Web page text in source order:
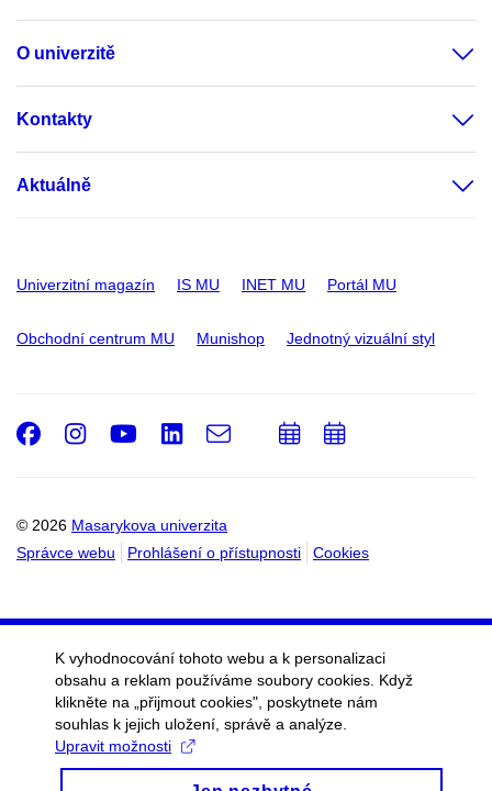
O univerzitě
Kontakty
Aktuálně
Univerzitní magazín IS MU INET MU Portál MU
Obchodní centrum MU Munishop Jednotný vizuální styl
© 2026 Masarykova univerzita
Správce webu
Prohlášení o přístupnosti Cookies
Facebook
Instagram
Youtube
LinkedIn
e-
PřidatPřidat
K vyhodnocování tohoto webu a k personalizaci
obsahu a reklam používáme soubory cookies. Když
klikněte na „přijmout cookies", poskytnete nám
souhlas k jejich uložení, správě a analýze.
Upravit možnosti